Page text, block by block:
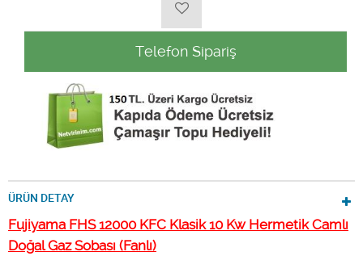
Telefon Sipariş
ÜRÜN DETAY
Fujiyama FHS 12000 KFC Klasik 10 Kw Hermetik Camlı
Doğal Gaz Sobası (Fanlı)